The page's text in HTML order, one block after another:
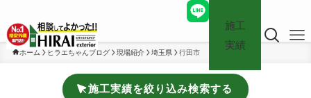
施工
実績
ホーム ヒラエちゃんブログ 現場紹介 埼玉県 行田市
施工実績を絞り込み検索する